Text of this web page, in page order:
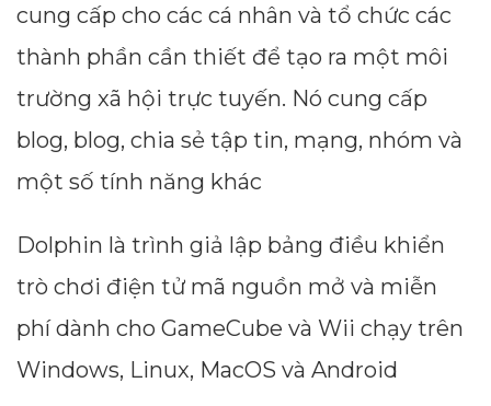
cung cấp cho các cá nhân và tổ chức các
thành phần cần thiết để tạo ra một môi
trường xã hội trực tuyến. Nó cung cấp
blog, blog, chia sẻ tập tin, mạng, nhóm và
một số tính năng khác
Dolphin là trình giả lập bảng điều khiển
trò chơi điện tử mã nguồn mở và miễn
phí dành cho GameCube và Wii chạy trên
Windows, Linux, MacOS và Android